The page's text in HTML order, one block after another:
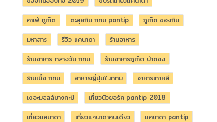
คาเฟ่ ภูเก็ต
ตะลุยกิน กทม pantip
ภูเก็ต ของกิน
มหาสาร
รีวิว แคนาดา
ร้านอาหาร
ร้านอาหาร กลางวัน กทม
ร้านอาหารภูเก็ต ป่าตอง
ร้านเนื้อ กทม
อาหารญี่ปุ่นในกทม
อาหารเกาหลี
เดอะมอลล์บางกะปิ
เที่ยวนิวยอร์ค pantip 2018
เที่ยวแคนาดา
เที่ยวแคนาดาคนเดียว
แคนาดา pantip